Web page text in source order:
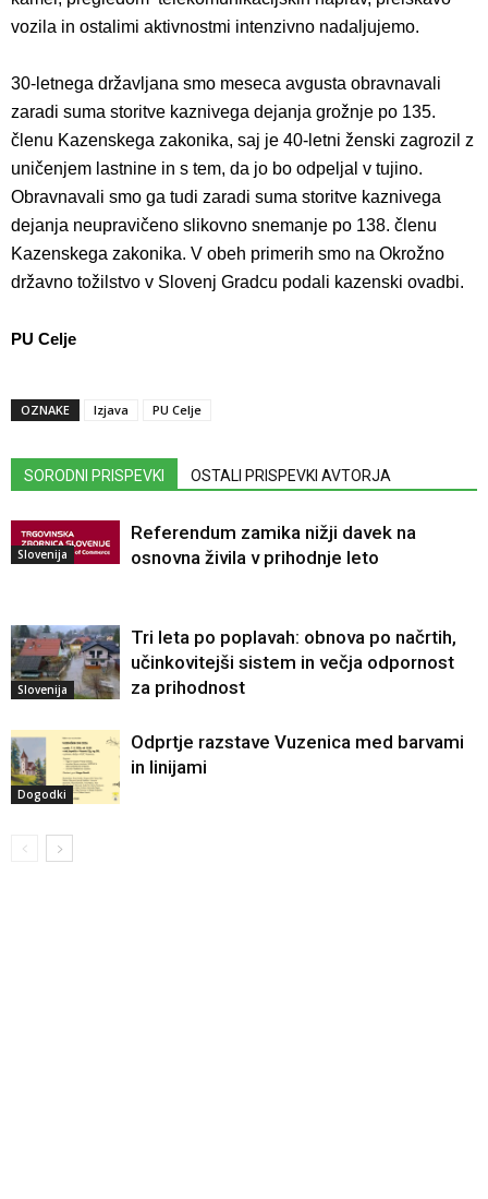
vozila in ostalimi aktivnostmi intenzivno nadaljujemo.
30-letnega državljana smo meseca avgusta obravnavali
zaradi suma storitve kaznivega dejanja grožnje po 135.
členu Kazenskega zakonika, saj je 40-letni ženski zagrozil z
uničenjem lastnine in s tem, da jo bo odpeljal v tujino.
Obravnavali smo ga tudi zaradi suma storitve kaznivega
dejanja neupravičeno slikovno snemanje po 138. členu
Kazenskega zakonika. V obeh primerih smo na Okrožno
državno tožilstvo v Slovenj Gradcu podali kazenski ovadbi.
PU Celje
OZNAKE Izjava PU Celje
SORODNI PRISPEVKI OSTALI PRISPEVKI AVTORJA
Slovenija
Referendum zamika nižji davek na
osnovna živila v prihodnje leto
Slovenija
Tri leta po poplavah: obnova po načrtih,
učinkovitejši sistem in večja odpornost
za prihodnost
Dogodki
Odprtje razstave Vuzenica med barvami
in linijami